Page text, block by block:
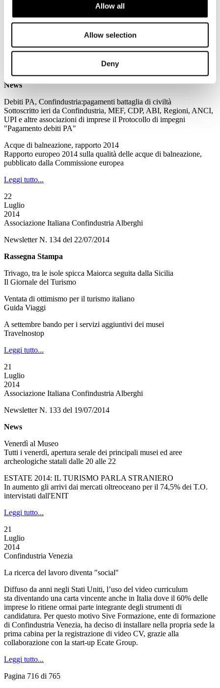
Allow all
Allow selection
Deny
23
Associazione Italiana Confindustria Alberghi
Newsletter N. 135 del 23/07/2014
News
Debiti PA, Confindustria:pagamenti battaglia di civiltà
Sottoscritto ieri da Confindustria, MEF, CDP, ABI, Regioni, ANCI,
UPI e altre associazioni di imprese il Protocollo di impegni
"Pagamento debiti PA"
Acque di balneazione, rapporto 2014
Rapporto europeo 2014 sulla qualità delle acque di balneazione,
pubblicato dalla Commissione europea
Leggi tutto...
22
Luglio
2014
Associazione Italiana Confindustria Alberghi
Newsletter N. 134 del 22/07/2014
Rassegna Stampa
Trivago, tra le isole spicca Maiorca seguita dalla Sicilia
Il Giornale del Turismo
Ventata di ottimismo per il turismo italiano
Guida Viaggi
A settembre bando per i servizi aggiuntivi dei musei
Travelnostop
Leggi tutto...
21
Luglio
2014
Associazione Italiana Confindustria Alberghi
Newsletter N. 133 del 19/07/2014
News
Venerdì al Museo
Tutti i venerdì, apertura serale dei principali musei ed aree
archeologiche statali dalle 20 alle 22
ESTATE 2014: IL TURISMO PARLA STRANIERO
In aumento gli arrivi dai mercati oltreoceano per il 74,5% dei T.O.
intervistati dall'ENIT
Leggi tutto...
21
Luglio
2014
Confindustria Venezia
La ricerca del lavoro diventa "social"
Diffuso da anni negli Stati Uniti, l’uso del video curriculum
sta diventando una carta vincente anche in Italia dove il 60% delle
imprese lo ritiene ormai parte integrante degli strumenti di
candidatura. Per questo motivo Sive Formazione, ente di formazione
di Confindustria Venezia, ha deciso di installare nella propria sede la
prima cabina per la registrazione di video CV, grazie alla
collaborazione con la start-up Ecate Group.
Leggi tutto...
Pagina 716 di 765